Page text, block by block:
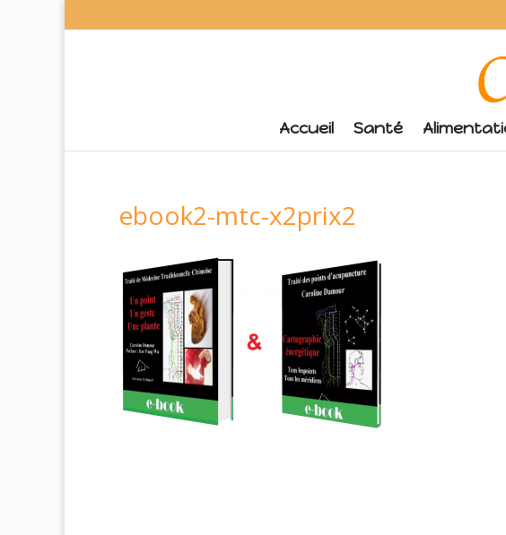
Accueil Santé
ebook2-mtc-x2prix2